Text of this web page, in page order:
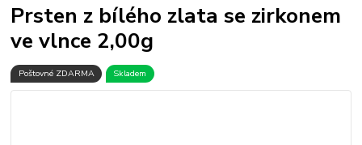
Prsten z bílého zlata se zirkonem
ve vlnce 2,00g
Poštovné ZDARMA Skladem